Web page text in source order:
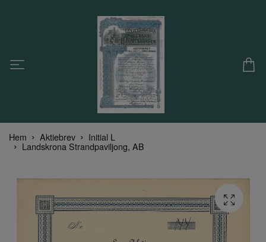
Hem Aktiebrev Initial L
Landskrona Strandpaviljong, AB